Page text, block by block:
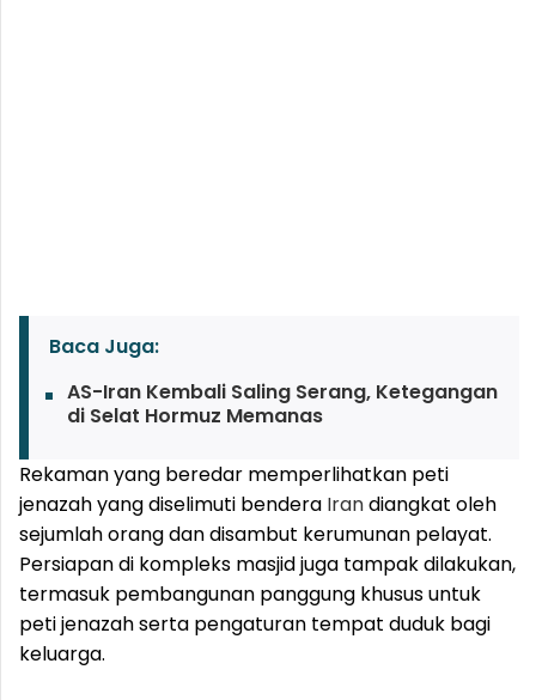
Baca Juga:
AS-Iran Kembali Saling Serang, Ketegangan
di Selat Hormuz Memanas
Rekaman yang beredar memperlihatkan peti
jenazah yang diselimuti bendera Irandiangkat oleh
sejumlah orang dan disambut kerumunan pelayat.
Persiapan di kompleks masjid juga tampak dilakukan,
termasuk pembangunan panggung khusus untuk
peti jenazah serta pengaturan tempat duduk bagi
keluarga.